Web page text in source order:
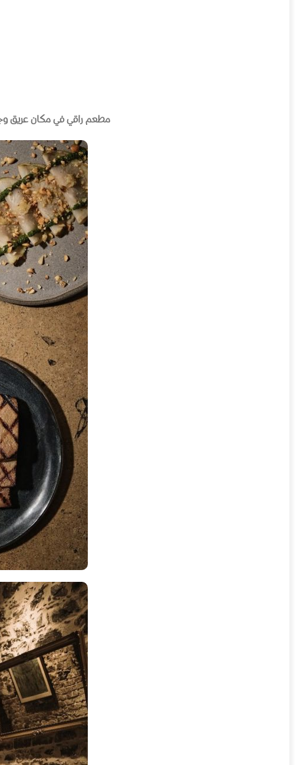
مطعم راقي في مكان عريق